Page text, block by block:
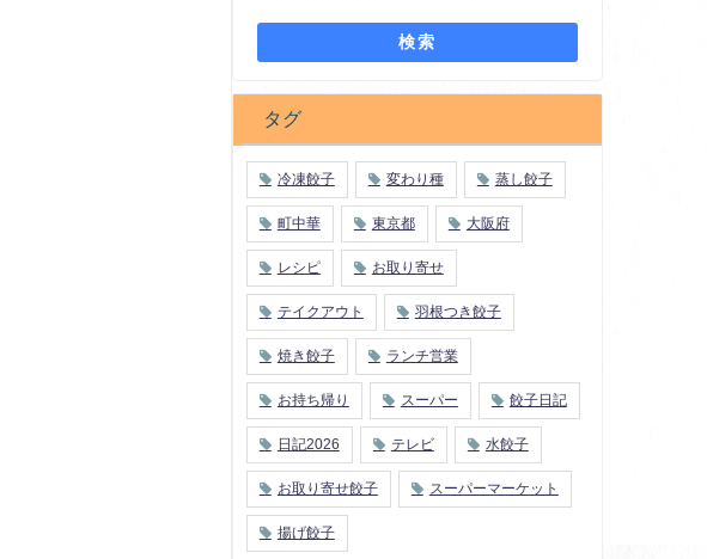
検索
タグ
冷凍餃子 変わり種 蒸し餃子
町中華 東京都 大阪府
レシピ お取り寄せ
テイクアウト 羽根つき餃子
焼き餃子 ランチ営業
お持ち帰り スーパー 餃子日記
日記2026 テレビ 水餃子
お取り寄せ餃子 スーパーマーケット
揚げ餃子